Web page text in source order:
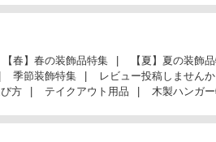
【春】春の装飾品特集 【夏】夏の装飾
季節装飾特集 レビュー投稿しませんか
方
テイクアウト用品 木製ハンガ